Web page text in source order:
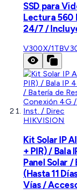
SSD para
Lectura 560
24/7 /
V300X/1TB
HIKVISION
Kit Solar IP
+ PIR) / Bala
Panel Solar
(Hasta 11
Vías /